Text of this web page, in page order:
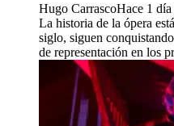
Hugo CarrascoHace 1 día
La historia de la ópera
siglo, siguen
de representación en los